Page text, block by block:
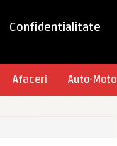
Confidentialitate
Afaceri Auto-Moto